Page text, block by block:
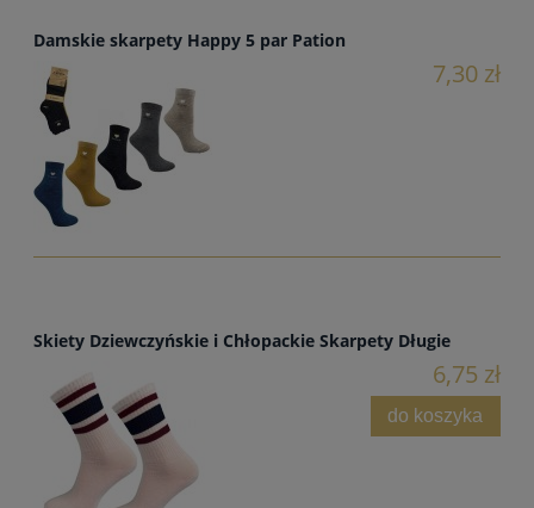
Damskie skarpety Happy 5 par Pation
7,30 zł
Skiety Dziewczyńskie i Chłopackie Skarpety Długie
6,75 zł
do koszyka